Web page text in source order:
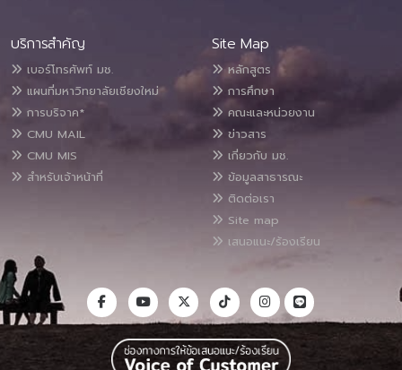
บริการสำคัญ
เบอร์โทรศัพท์ มช.
แผนที่มหาวิทยาลัยเชียงใหม่
การบริจาค*
CMU MAIL
CMU MIS
สำหรับเจ้าหน้าที่
Site Map
หลักสูตร
การศึกษา
คณะและหน่วยงาน
ข่าวสาร
เกี่ยวกับ มช.
ข้อมูลสาธารณะ
ติดต่อเรา
Site map
เสนอแนะ/ร้องเรียน